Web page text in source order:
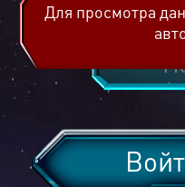
Для просмотра